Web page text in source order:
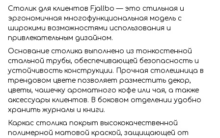
Столик для клиентов Fjallbo — это стильная и
эргономичная многофункциональная модель с
широкими возможностями использования и
привлекательным дизайном.
Основание столика выполнено из тонкостенной
стальной трубы, обеспечивающей безопасность и
устойчивость конструкции. Прочная столешница в
трендовом цвете позволяет разместить декор,
цветы, чашечку ароматного кофе или чая, а также
аксессуары клиентов. В боковом отделении удобно
хранить журналы и книги.
Каркас столика покрыт высококачественной
полимерной матовой краской, защищающей от